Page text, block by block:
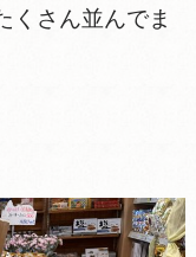
くさん並んでま